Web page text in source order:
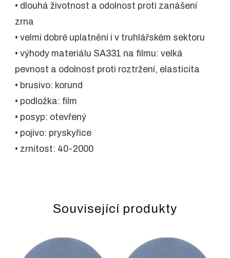
• dlouhá životnost a odolnost proti zanášení
zrna
• velmi dobré uplatnění i v truhlářském sektoru
• výhody materiálu SA331 na filmu: velká
pevnost a odolnost proti roztržení, elasticita
• brusivo: korund
• podložka: film
• posyp: otevřený
• pojivo: pryskyřice
• zrnitost: 40-2000
Související produkty